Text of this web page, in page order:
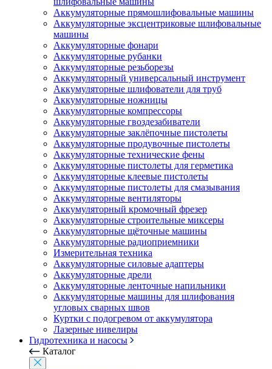
Аккумуляторные прямошлифовальные машины
Аккумуляторные эксцентриковые шлифовальные
машины
Аккумуляторные фонари
Аккумуляторные рубанки
Аккумуляторные резьборезы
Аккумуляторный универсальный инструмент
Аккумуляторные шлифователи для труб
Аккумуляторные ножницы
Аккумуляторные компрессоры
Аккумуляторные гвоздезабиватели
Аккумуляторные заклёпочные пистолеты
Аккумуляторные продувочные пистолеты
Аккумуляторные технические фены
Аккумуляторные пистолеты для герметика
Аккумуляторные клеевые пистолеты
Аккумуляторные пистолеты для смазывания
Аккумуляторные вентиляторы
Аккумуляторный кромочный фрезер
Аккумуляторные строительные миксеры
Аккумуляторные щёточные машины
Аккумуляторные радиоприемники
Измерительная техника
Аккумуляторные силовые адаптеры
Аккумуляторные дрели
Аккумуляторные ленточные напильники
Аккумуляторные машины для шлифования
угловых сварных швов
Куртки с подогревом от аккумулятора
Лазерные нивелиры
Гидротехника и насосы
Каталог